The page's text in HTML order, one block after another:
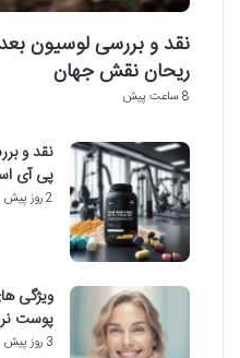
نقد و بررسی لوسیون
ریحان نقش جهان
8 ساعت پیش
نقد و
پی آی
2 روز پیش
ویژگی
پوست
3 روز پیش